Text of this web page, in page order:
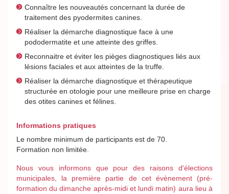
Connaître les nouveautés concernant la durée de
traitement des pyodermites canines.
Réaliser la démarche diagnostique face à une
pododermatite et une atteinte des griffes.
Reconnaitre et éviter les pièges diagnostiques liés aux
lésions faciales et aux atteintes de la truffe.
Réaliser la démarche diagnostique et thérapeutique
structurée en otologie pour une meilleure prise en charge
des otites canines et félines.
Informations pratiques
Le nombre minimum de participants est de 70.
Formation non limitée.
Nous vous informons que pour des raisons d'élections
municipales, la première partie de cet évènement (pré-
formation du dimanche après-midi et lundi matin) aura lieu à